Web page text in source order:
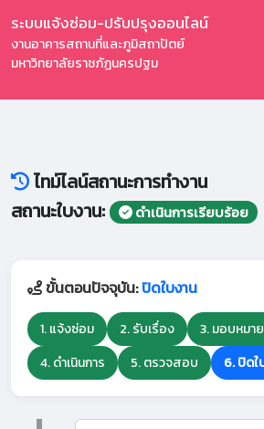
ระบบแจ้งซ่อม-ปรับปรุงออนไลน์
งานอาคารสถานที่และภูมิสถาปัตย์
มหาวิทยาลัยราชภัฏนครปฐม
ไทม์ไลน์สถานะการทำงาน
สถานะใบงาน:
ดำเนินการเรียบร้อย
ขั้นตอนปัจจุบัน:ปิดใบงาน
1. แจ้งซ่อม 2. รับเรื่อง
3. มอบหมา
4. ดำเนินการ
5. ตรวจสอบ 6. ปิดใ